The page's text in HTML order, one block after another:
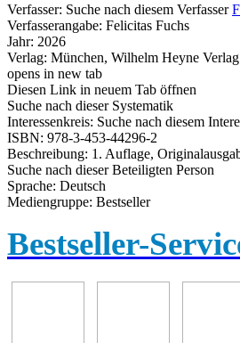
Verfasser: Suche nach diesem Verfasser
Verfasserangabe: Felicitas Fuchs
Jahr: 2026
Verlag: München, Wilhelm Heyne Verlag
opens in new tab
Diesen Link in neuem Tab öffnen
Suche nach dieser Systematik
Interessenkreis: Suche nach diesem
ISBN: 978-3-453-44296-2
Beschreibung: 1. Auflage,
Suche nach dieser Beteiligten Person
Sprache: Deutsch
Mediengruppe: Bestseller
Bestseller-